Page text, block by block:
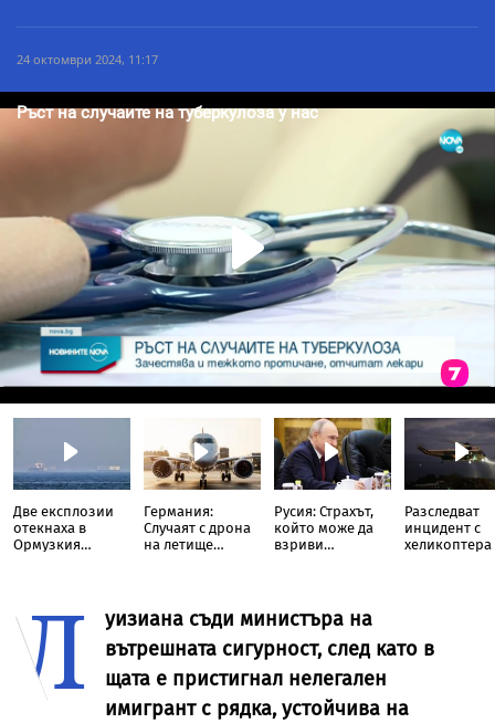
24 октомври 2024, 11:17
Две експлозии
отекнаха в
Ормузкия
Германия:
Случаят с дрона
на летище
Русия: Страхът,
който може да
взриви
Разследват
инцидент с
хеликоптера
Л
уизиана съди министъра на
вътрешната сигурност, след като в
щата е пристигнал нелегален
имигрант с рядка, устойчива на